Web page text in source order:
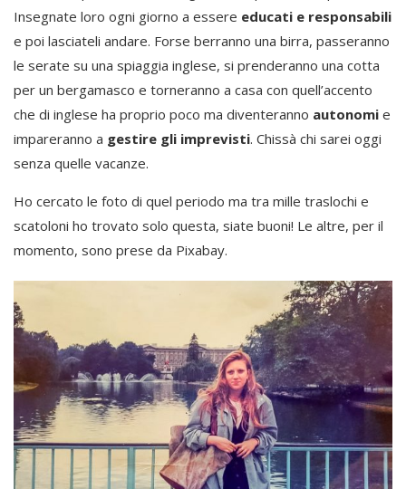
Insegnate loro ogni giorno a essere educati e responsabili
e poi lasciateli andare. Forse berranno una birra, passeranno
le serate su una spiaggia inglese, si prenderanno una cotta
per un bergamasco e torneranno a casa con quell’accento
che di inglese ha proprio poco ma diventeranno autonomi e
impareranno a gestire gli imprevisti. Chissà chi sarei oggi
senza quelle vacanze.
Ho cercato le foto di quel periodo ma tra mille traslochi e
scatoloni ho trovato solo questa, siate buoni! Le altre, per il
momento, sono prese da Pixabay.